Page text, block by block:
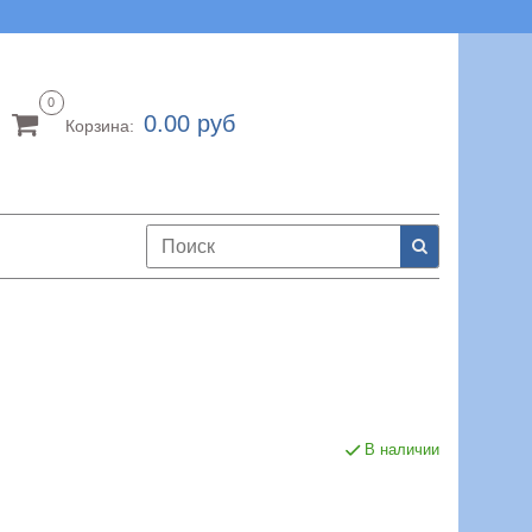
0
Корзина: 0.00 руб
В наличии